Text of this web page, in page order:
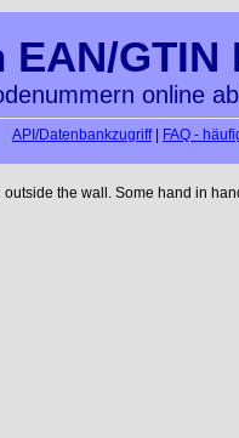
EAN/GTIN
online
API/Datenbankzugriff| FAQ -
the wall. Some hand in